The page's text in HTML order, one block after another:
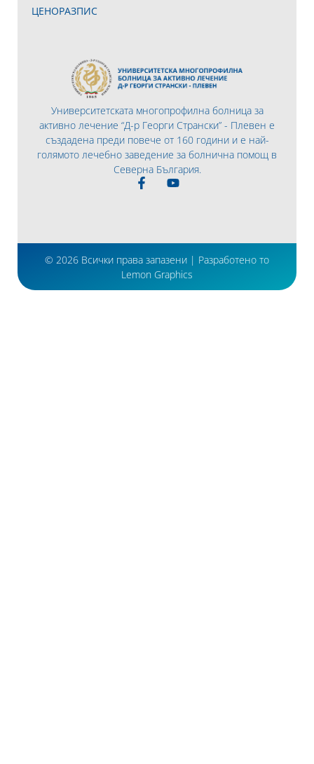
Университетската многопрофилна болница за
активно лечение “Д-р Георги Странски” - Плевен е
създадена преди повече от 160 години и е най-
голямото лечебно заведение за болнична помощ в
Северна България.
ЦЕНОРАЗПИС
© 2026 Всички права запазени | Разработено то
Lemon Graphics